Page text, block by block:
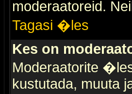
moderaatoreid.
Tagasi �les
Kes on
Moderaatorite
kustutada, muuta